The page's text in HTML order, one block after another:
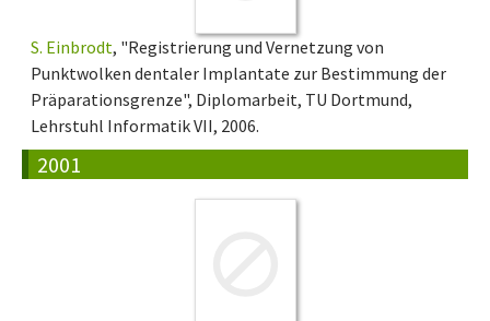
S. Einbrodt, "Registrierung und Vernetzung von
Punktwolken dentaler Implantate zur Bestimmung der
Präparationsgrenze", Diplomarbeit, TU Dortmund,
Lehrstuhl Informatik VII, 2006.
2001